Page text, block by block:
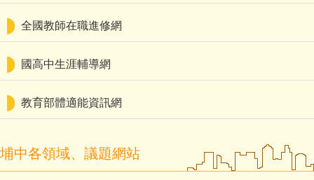
心埔傳愛臉書
埔中解憂伯玉堂
新埔國中傳愛月刊
全國教師在職進修網
國高中生涯輔導網
教育部體適能資訊網
埔中各領域、議題網站